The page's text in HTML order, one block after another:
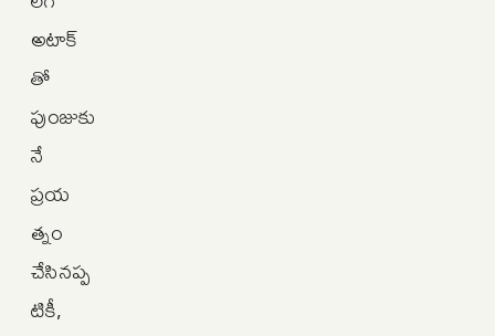
అటాక్‌
తో
పుంజుకు
నే
ప్రయ
త్నం
చేసినప్ప
టికీ,